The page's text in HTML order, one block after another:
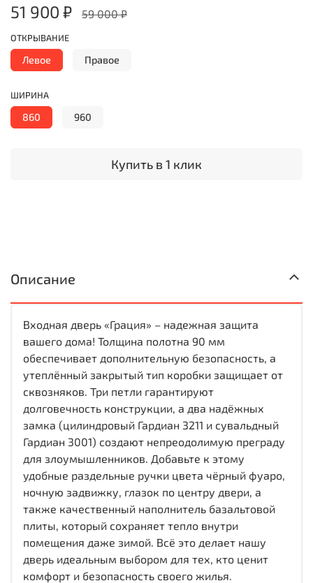
51 900 ₽ 59 000 ₽
Купить в 1 клик
ОТКРЫВАНИЕ
Левое Правое
ШИРИНА
860 960
Описание
Входная дверь «Грация» – надежная защита
вашего дома! Толщина полотна 90 мм
обеспечивает дополнительную безопасность, а
утеплённый закрытый тип коробки защищает от
сквозняков. Три петли гарантируют
долговечность конструкции, а два надёжных
замка (цилиндровый Гардиан 3211 и сувальдный
Гардиан 3001) создают непреодолимую преграду
для злоумышленников. Добавьте к этому
удобные раздельные ручки цвета чёрный фуаро,
ночную задвижку, глазок по центру двери, а
также качественный наполнитель базальтовой
плиты, который сохраняет тепло внутри
помещения даже зимой. Всё это делает нашу
дверь идеальным выбором для тех, кто ценит
комфорт и безопасность своего жилья.